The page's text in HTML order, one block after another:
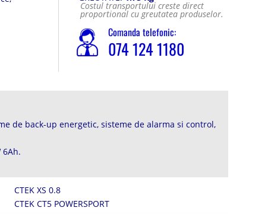
Costul transportului creste direct
proportional cu greutatea produselor.
Comanda telefonic:
074 124 1180
de back-up energetic, sisteme de alarma si control,
CTEK XS 0.8
CTEK CT5 POWERSPORT